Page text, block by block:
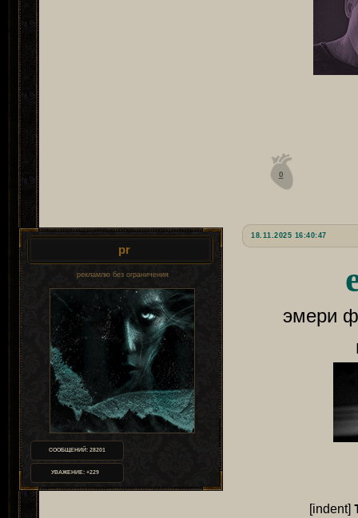
0
18.11.2025 16:40:47
pr
рекламлю без ограничения
СООБЩЕНИЙ: 28201
УВАЖЕНИЕ: +229
эмери
[indent]